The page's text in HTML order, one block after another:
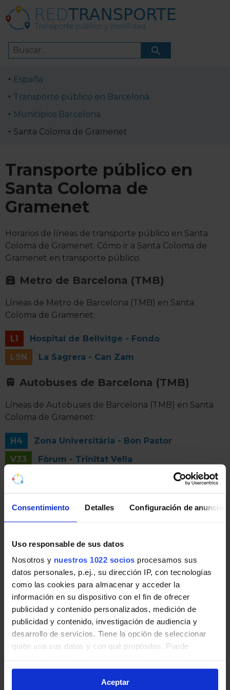
Consentimiento Detalles Configuración de anuncios
Uso responsable de sus datos
Nosotros y nuestros 1022 socios procesamos sus
datos personales, p.ej., su dirección IP, con tecnologías
como las cookies para almacenar y acceder la
información en su dispositivo con el fin de ofrecer
publicidad y contenido personalizados, medición de
publicidad y contenido, investigación de audiencia y
desarrollo de servicios. Tiene la opción de seleccionar
quién usa sus datos y con qué propósitos. Puede
momento desde la Declaración de cookies o clicando en
el Menú de consentimiento.Aceptar
España
Transporte público en Barcelona
Municipios Barcelona
Santa Coloma de Gramenet
Transporte público en
Santa Coloma de
Gramenet
Horarios de líneas de transporte público en Santa
Coloma de Gramenet. Cómo ir a Santa Coloma de
Gramenet en transporte público.
Metro de Barcelona (TMB)
Líneas de Metro de Barcelona (TMB) en Santa
Coloma de Gramenet:
L1
Hospital de Bellvitge - Fondo
L9N
La Sagrera - Can Zam
Autobuses de Barcelona (TMB)
Líneas de Autobuses de Barcelona (TMB) en Santa
Coloma de Gramenet:
H4
Zona Universitària - Bon Pastor
V33
Fòrum - Trinitat Vella
Autobuses nocturnos de Barcelona
N2
L'Hospitalet (Avinguda Carrilet) -
Barcelona (Plaça Catalunya) - Badalona (Vía
Augusta)
N6
Barcelona (Roquetes - Plaça Catalunya) -
Santa Coloma de Gramenet (Les Oliveres)
N8
Barcelona (Can Caralleu - Plaça Catalunya)
Barcelona (Plaça Portal de la Pau - Plaça